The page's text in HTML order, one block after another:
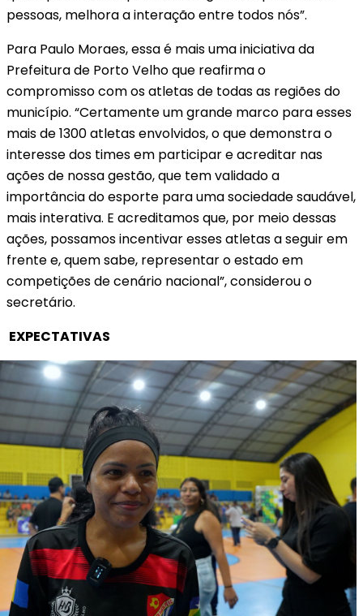
pessoas, melhora a interação entre todos nós”.
Para Paulo Moraes, essa é mais uma iniciativa da
Prefeitura de Porto Velho que reafirma o
compromisso com os atletas de todas as regiões do
município. “Certamente um grande marco para esses
mais de 1300 atletas envolvidos, o que demonstra o
interesse dos times em participar e acreditar nas
ações de nossa gestão, que tem validado a
importância do esporte para uma sociedade saudável,
mais interativa. E acreditamos que, por meio dessas
ações, possamos incentivar esses atletas a seguir em
frente e, quem sabe, representar o estado em
competições de cenário nacional”, considerou o
secretário.
EXPECTATIVAS